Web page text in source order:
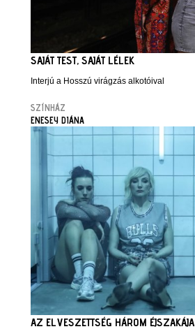
SAJÁT TEST, SAJÁT LÉLEK
Interjú a Hosszú virágzás alkotóival
SZÍNHÁZ
ENESEY DIÁNA
AZ ELVESZETTSÉG HÁROM ÉJSZAKÁJA